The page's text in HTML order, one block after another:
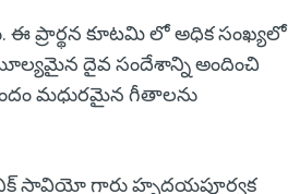
ఈ ప్రార్థన కూటమి లో అధిక సంఖ్యలో
దైవ సందేశాన్ని అందించి
మధురమైన గీతాలను
సావియో గారు హృదయపూర్వక